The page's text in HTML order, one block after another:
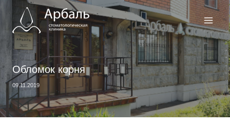
Перейти
содержимому
Обломок корня
09.11.2019